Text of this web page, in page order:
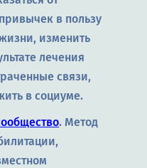
в пользу
изменить
лечения
связи,
в социуме.
. Метод